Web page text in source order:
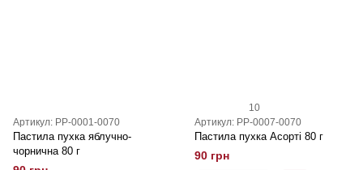
Артикул: PP-0001-0070
Пастила пухка яблучно-
чорнична 80 г
10
Артикул: PP-0007-0070
Пастила пухка Асорті 80 г
90 грн